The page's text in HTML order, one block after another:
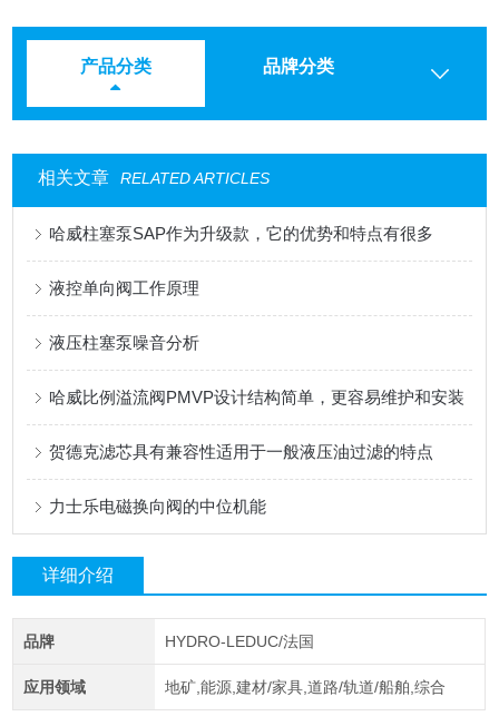
产品分类 品牌分类
相关文章 RELATED ARTICLES
哈威柱塞泵SAP作为升级款，它的优势和特点有很多
液控单向阀工作原理
液压柱塞泵噪音分析
哈威比例溢流阀PMVP设计结构简单，更容易维护和安装
贺德克滤芯具有兼容性适用于一般液压油过滤的特点
力士乐电磁换向阀的中位机能
详细介绍
品牌 HYDRO-LEDUC/法国
应用领域 地矿,能源,建材/家具,道路/轨道/船舶,综合